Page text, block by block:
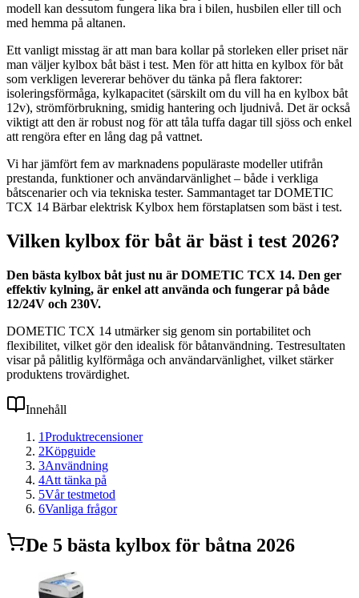
modell kan dessutom fungera lika bra i bilen, husbilen eller till och
med hemma på altanen.
Ett vanligt misstag är att man bara kollar på storleken eller priset när
man väljer kylbox båt bäst i test. Men för att hitta en kylbox för båt
som verkligen levererar behöver du tänka på flera faktorer:
isoleringsförmåga, kylkapacitet (särskilt om du vill ha en kylbox båt
12v), strömförbrukning, smidig hantering och ljudnivå. Det är också
viktigt att den är robust nog för att tåla tuffa dagar till sjöss och enkel
att rengöra efter en lång dag på vattnet.
Vi har jämfört fem av marknadens populäraste modeller utifrån
prestanda, funktioner och användarvänlighet – både i verkliga
båtscenarier och via tekniska tester. Sammantaget tar DOMETIC
TCX 14 Bärbar elektrisk Kylbox hem förstaplatsen som bäst i test.
Vilken kylbox för båt är bäst i test 2026?
Den bästa kylbox båt just nu är DOMETIC TCX 14. Den ger
effektiv kylning, är enkel att använda och fungerar på både
12/24V och 230V.
DOMETIC TCX 14 utmärker sig genom sin portabilitet och
flexibilitet, vilket gör den idealisk för båtanvändning. Testresultaten
visar på pålitlig kylförmåga och användarvänlighet, vilket stärker
produktens trovärdighet.
Innehåll
1Produktrecensioner
2Köpguide
3Användning
4Att tänka på
5Vår testmetod
6Vanliga frågor
De 5 bästa kylbox för båtna 2026